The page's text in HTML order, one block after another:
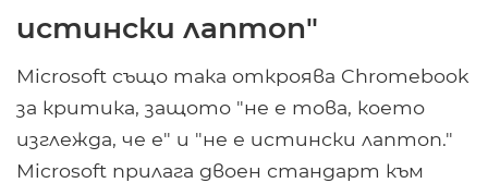
истински лаптоп"
Microsoft също така откроява Chromebook
за критика, защото "не е това, което
изглежда, че е" и "не е истински лаптоп."
Microsoft прилага двоен стандарт към